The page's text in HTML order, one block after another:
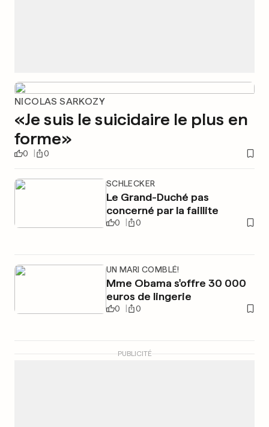
NICOLAS SARKOZY
«Je suis le suicidaire le plus en
forme»
0 0
SCHLECKER
Le Grand-Duché pas
concerné par la faillite
0 0
UN MARI COMBLÉ!
Mme Obama s'offre 30 000
euros de lingerie
0 0
PUBLICITÉ